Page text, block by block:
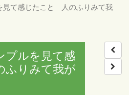
見て感じたこと 人のふりみて我
プルを見て感
りみて我が